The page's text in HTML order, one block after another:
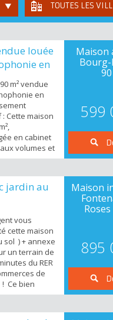
TOUTES LES
louée
en
m² vendue
en
Cette maison
en cabinet
volumes et
pour une
lumineuse
dessert deux
de-
Maison
Bourg-
599
jardin au
vous
cette maison
sol ) + annexe
un terrain de
du RER
de
Ce bien
et au
de
Maison
Roses
895